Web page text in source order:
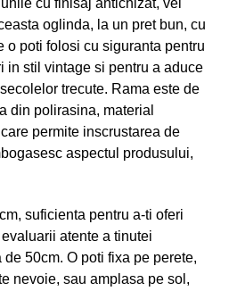
oglinda, la un pret bun, cu
o poti folosi cu siguranta pentru
in stil vintage si pentru a aduce
trecute. Rama este de
din polirasina, material
permite inscrustarea de
aspectul produsului,
suficienta pentru a-ti oferi
atente a tinutei
50cm. O poti fixa pe perete,
nevoie, sau amplasa pe sol,